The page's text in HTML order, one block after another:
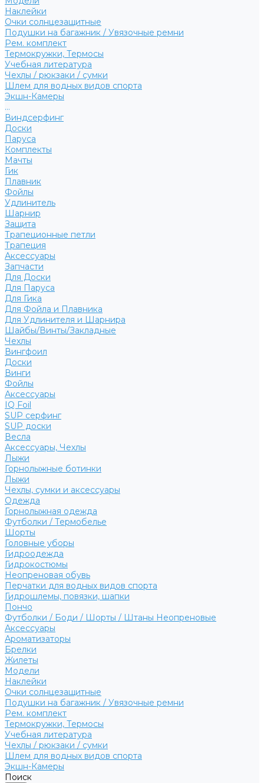
Наклейки
Очки солнцезащитные
Подушки на багажник / Увязочные ремни
Рем. комплект
Термокружки, Термосы
Учебная литература
Чехлы / рюкзаки / сумки
Шлем для водных видов спорта
Экшн-Камеры
...
Виндсерфинг
Доски
Паруса
Комплекты
Мачты
Гик
Плавник
Фойлы
Удлинитель
Шарнир
Защита
Трапеционные петли
Трапеция
Аксессуары
Запчасти
Для Доски
Для Паруса
Для Гика
Для Фойла и Плавника
Для Удлинителя и Шарнира
Шайбы/Винты/Закладные
Чехлы
Вингфоил
Доски
Винги
Фойлы
Аксессуары
IQ Foil
SUP серфинг
SUP доски
Весла
Аксессуары, Чехлы
Лыжи
Горнолыжные ботинки
Лыжи
Чехлы, сумки и аксессуары
Одежда
Горнолыжная одежда
Футболки / Термобелье
Шорты
Головные уборы
Гидроодежда
Гидрокостюмы
Неопреновая обувь
Перчатки для водных видов спорта
Гидрошлемы, повязки, шапки
Пончо
Футболки / Боди / Шорты / Штаны Неопреновые
Аксессуары
Ароматизаторы
Брелки
Жилеты
Модели
Наклейки
Очки солнцезащитные
Подушки на багажник / Увязочные ремни
Рем. комплект
Термокружки, Термосы
Учебная литература
Чехлы / рюкзаки / сумки
Шлем для водных видов спорта
Экшн-Камеры
Поиск